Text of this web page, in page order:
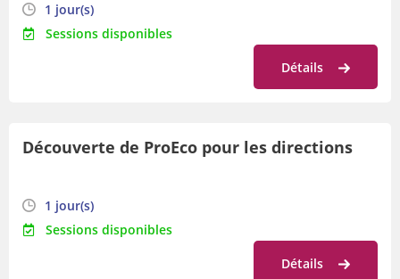
professionnelles
1 jour(s)
Sessions disponibles
Détails
Découverte de ProEco pour les directions
1 jour(s)
Sessions disponibles
Détails